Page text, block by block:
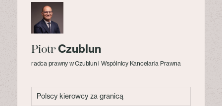
PiotrCzublun
radca prawny w Czublun i Wspólnicy Kancelaria Prawna
Polscy kierowcy za granicą